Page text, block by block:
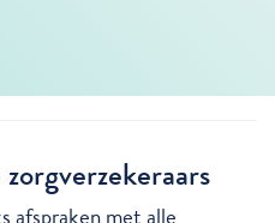
afspraken met alle